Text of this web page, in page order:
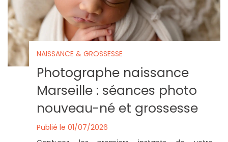
NAISSANCE & GROSSESSE
Photographe naissance
Marseille : séances photo
nouveau-né et grossesse
Publié le 01/07/2026